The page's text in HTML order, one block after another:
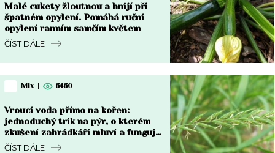
Malé cukety žloutnou a hnijí při
špatném opylení. Pomáhá ruční
opylení ranním samčím květem
ČÍST DÁLE
Mix | 6460
Vroucí voda přímo na kořen:
jednoduchý trik na pýr, o kterém
zkušení zahrádkáři mluví a funguje
do týdne
ČÍST DÁLE